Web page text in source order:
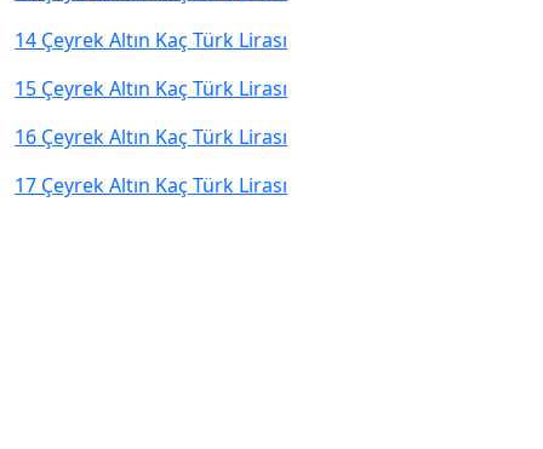
14 Çeyrek Altın Kaç Türk Lirası
15 Çeyrek Altın Kaç Türk Lirası
16 Çeyrek Altın Kaç Türk Lirası
17 Çeyrek Altın Kaç Türk Lirası